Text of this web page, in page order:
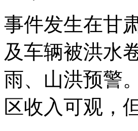
事件发生在甘
及车辆被洪水
雨、山洪预警
区收入可观，